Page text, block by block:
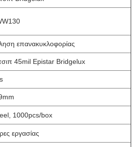
επανακυκλοφορίας
45mil Epistar Bridgelux
1000pcs/box
εργασίας